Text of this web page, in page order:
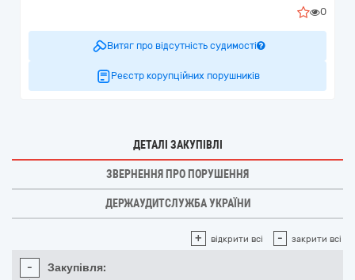
0
Витяг про відсутність судимості
Реєстр корупційних порушників
ДЕТАЛІ ЗАКУПІВЛІ
ЗВЕРНЕННЯ ПРО ПОРУШЕННЯ
ДЕРЖАУДИТСЛУЖБА УКРАЇНИ
+ відкрити всі - закрити всі
- Закупівля: